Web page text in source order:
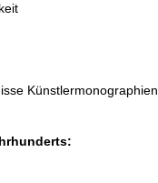
Künstlermonographien